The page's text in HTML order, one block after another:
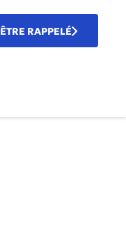
ÊTRE RAPPELÉ